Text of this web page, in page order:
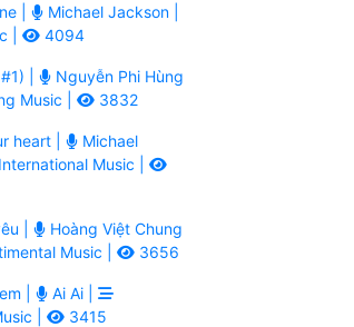
|
Michael Jackson |
|
4094
|
Nguyễn Phi Hùng
Music | 3832
heart |
Michael
International Music |
|
Hoàng Việt Chung
Music | 3656
|
Ai Ai |
|
3415